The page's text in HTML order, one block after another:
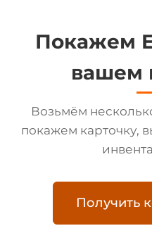
Покажем
вашем
Возьмём
покажем карточку,
Получить